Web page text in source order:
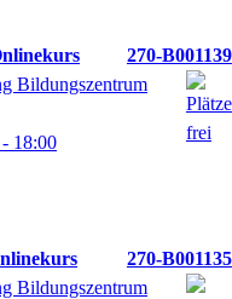
270-B001139
Bildungszentrum
- 18:00
270-B001135
Bildungszentrum